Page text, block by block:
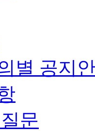
별 공지
문